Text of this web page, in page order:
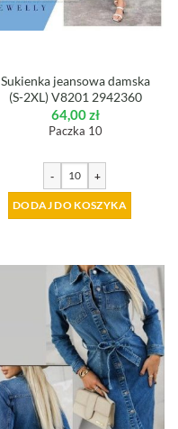
Sukienka jeansowa damska
(S-2XL) V8201 2942360
64,00zł
Paczka 10
- +
DODAJ DO KOSZYKA